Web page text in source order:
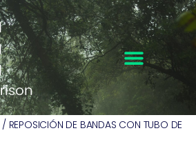
/ REPOSICIÓN DE BANDAS CON TUBO DE